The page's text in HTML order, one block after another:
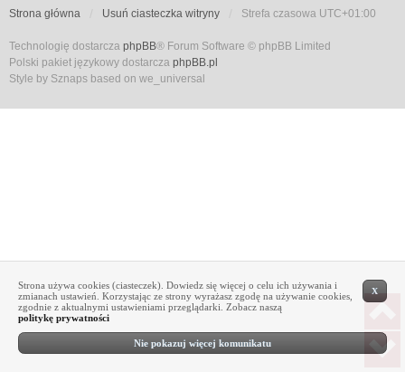
Strona główna Usuń ciasteczka witryny Strefa czasowa UTC+01:00
Technologię dostarcza phpBB® Forum Software © phpBB Limited
Polski pakiet językowy dostarcza phpBB.pl
Style by Sznaps based on we_universal
X
Strona używa cookies (ciasteczek). Dowiedz się więcej o celu ich używania i
zmianach ustawień. Korzystając ze strony wyrażasz zgodę na używanie cookies,
zgodnie z aktualnymi ustawieniami przeglądarki. Zobacz naszą
politykę prywatności
Nie pokazuj więcej komunikatu